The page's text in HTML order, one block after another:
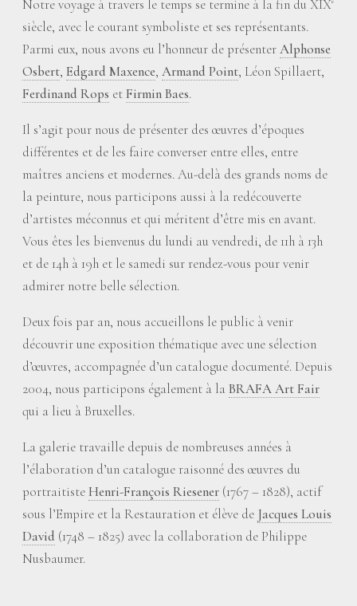
Notre voyage à travers le temps se termine à la fin du XIX
siècle, avec le courant symboliste et ses représentants.
Parmi eux, nous avons eu l’honneur de présenterAlphonse
Osbert, Edgard Maxence, Armand Point, Léon Spillaert,
Ferdinand Rops etFirmin Baes.
Il s’agit pour nous de présenter des œuvres d’époques
différentes et de les faire converser entre elles, entre
maîtres anciens et modernes. Au-delà des grands noms de
la peinture, nous participons aussi à la redécouverte
d’artistes méconnus et qui méritent d’être mis en avant.
Vous êtes les bienvenus du lundi au vendredi, de 11h à 13h
et de 14h à 19h et le samedi sur rendez-vous pour venir
admirer notre belle sélection.
Deux fois par an, nous accueillons le public à venir
découvrir une exposition thématique avec une sélection
d’œuvres, accompagnée d’un catalogue documenté. Depuis
2004, nous participons également à la BRAFA Art Fair
qui a lieu à Bruxelles.
La galerie travaille depuis de nombreuses années à
l’élaboration d’un catalogue raisonné des œuvres du
portraitisteHenri-François Riesener (1767 – 1828), actif
sous l’Empire et la Restauration et élève de Jacques Louis
David (1748 – 1825) avec la collaboration de Philippe
Nusbaumer.